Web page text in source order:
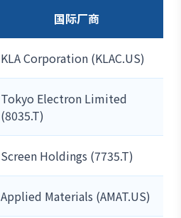
国际厂商
KLA Corporation (KLAC.US)
Tokyo Electron Limited
(8035.T)
Screen Holdings (7735.T)
Applied Materials (AMAT.US)